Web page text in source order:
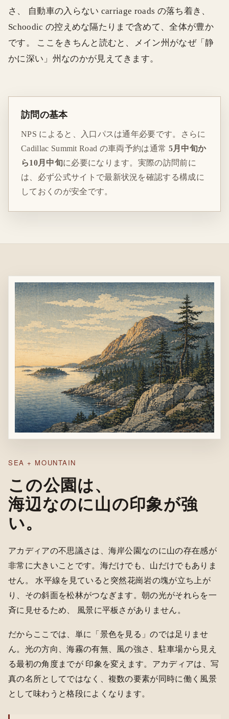
さ、 自動車の入らない carriage roads の落ち着き、
Schoodic の控えめな隔たりまで含めて、全体が豊か
です。 ここをきちんと読むと、メイン州がなぜ「静
かに深い」州なのかが見えてきます。
訪問の基本
NPS によると、入口パスは通年必要です。さらに
Cadillac Summit Road の車両予約は通常 5月中旬か
ら10月中旬に必要になります。実際の訪問前に
は、必ず公式サイトで最新状況を確認する構成に
しておくのが安全です。
SEA + MOUNTAIN
この公園は、
海辺なのに山の印象が強
い。
アカディアの不思議さは、海岸公園なのに山の存在感が
非常に大きいことです。海だけでも、山だけでもありま
せん。 水平線を見ていると突然花崗岩の塊が立ち上が
り、その斜面を松林がつなぎます。朝の光がそれらを一
斉に見せるため、 風景に平板さがありません。
だからここでは、単に「景色を見る」のでは足りませ
ん。光の方向、海霧の有無、風の強さ、駐車場から見え
る最初の角度までが 印象を変えます。アカディアは、写
真の名所としてではなく、複数の要素が同時に働く風景
として味わうと格段によくなります。